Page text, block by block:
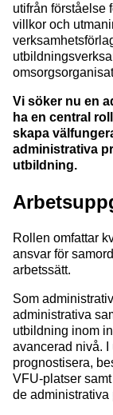
utifrån förståelse
villkor och
Vi söker nu en
ha en central
skapa
administrativa
utbildning.
Rollen omfattar
ansvar för
arbetssätt.
Som
administrativa
utbildning inom
avancerad nivå. I
prognostisera,
VFU-platser
de